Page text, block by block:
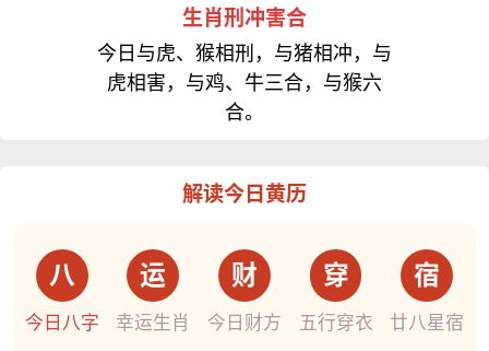
生肖刑冲害合
今日与虎、猴相刑，与猪相冲，与
虎相害，与鸡、牛三合，与猴六
合。
解读今日黄历
八
今日八字
运
幸运生肖
财
今日财方
穿
五行穿衣
宿
廿八星宿